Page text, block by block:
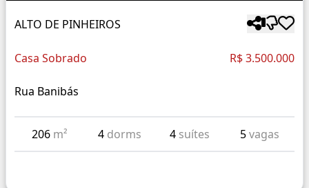
ALTO DE PINHEIROS
Casa Sobrado R$ 3.500.000
Rua Banibás
206 m² 4 dorms 4 suítes 5vagas